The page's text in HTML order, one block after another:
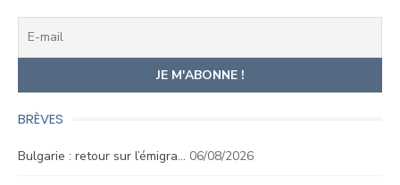
BRÈVES
Bulgarie : retour sur l’émigra… 06/08/2026